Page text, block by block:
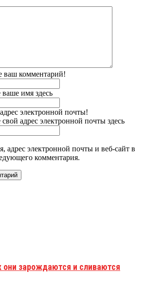
ваш комментарий!
имя здесь
электронной почты!
адрес электронной почты здесь
адрес электронной почты и веб-сайт в
комментария.
зарождаются и сливаются